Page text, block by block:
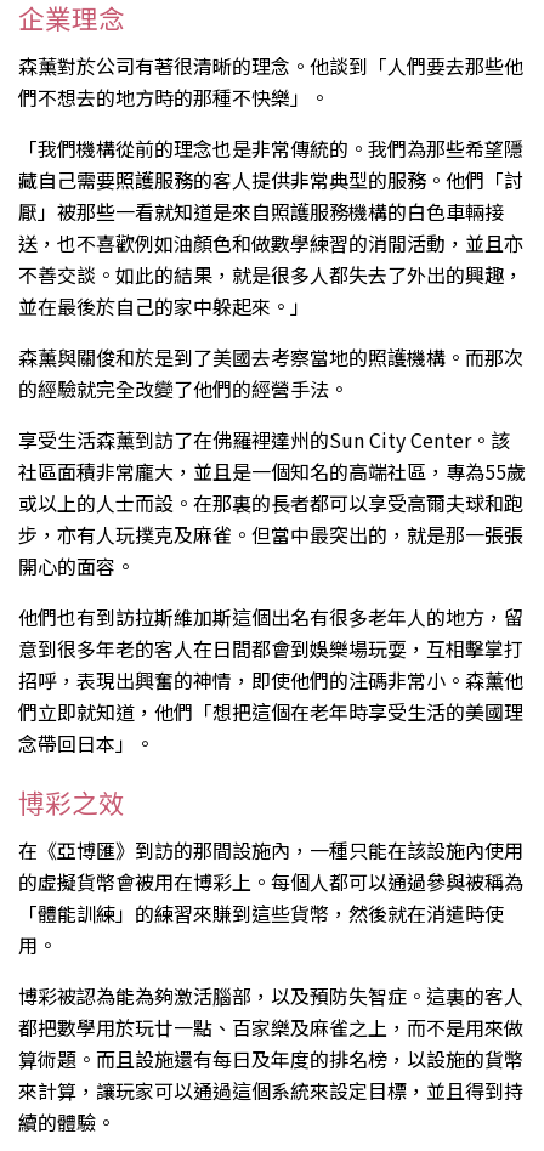
企業理念
森薰對於公司有著很清晰的理念。他談到「人們要去那些他
們不想去的地方時的那種不快樂」。
「我們機構從前的理念也是非常傳統的。我們為那些希望隱
藏自己需要照護服務的客人提供非常典型的服務。他們「討
厭」被那些一看就知道是來自照護服務機構的白色車輛接
送，也不喜歡例如油顏色和做數學練習的消閒活動，並且亦
不善交談。如此的結果，就是很多人都失去了外出的興趣，
並在最後於自己的家中躲起來。」
森薰與關俊和於是到了美國去考察當地的照護機構。而那次
的經驗就完全改變了他們的經營手法。
享受生活森薰到訪了在佛羅裡達州的Sun City Center。該
社區面積非常龐大，並且是一個知名的高端社區，專為55歲
或以上的人士而設。在那裏的長者都可以享受高爾夫球和跑
步，亦有人玩撲克及麻雀。但當中最突出的，就是那一張張
開心的面容。
他們也有到訪拉斯維加斯這個出名有很多老年人的地方，留
意到很多年老的客人在日間都會到娛樂場玩耍，互相擊掌打
招呼，表現出興奮的神情，即使他們的注碼非常小。森薰他
們立即就知道，他們「想把這個在老年時享受生活的美國理
念帶回日本」。
博彩之效
在《亞博匯》到訪的那間設施內，一種只能在該設施內使用
的虛擬貨幣會被用在博彩上。每個人都可以通過參與被稱為
「體能訓練」的練習來賺到這些貨幣，然後就在消遣時使
用。
博彩被認為能為夠激活腦部，以及預防失智症。這裏的客人
都把數學用於玩廿一點、百家樂及麻雀之上，而不是用來做
算術題。而且設施還有每日及年度的排名榜，以設施的貨幣
來計算，讓玩家可以通過這個系統來設定目標，並且得到持
續的體驗。